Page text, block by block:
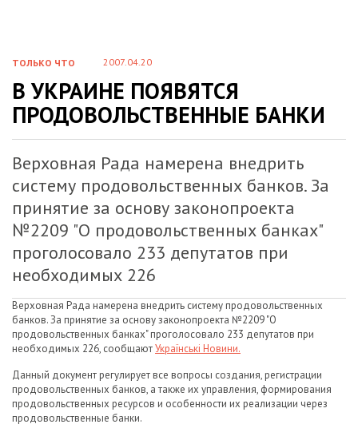
ТОЛЬКО ЧТО 2007.04.20
В УКРАИНЕ ПОЯВЯТСЯ
ПРОДОВОЛЬСТВЕННЫЕ БАНКИ
Верховная Рада намерена внедрить
систему продовольственных банков. За
принятие за основу законопроекта
№2209 "О продовольственных банках"
проголосовало 233 депутатов при
необходимых 226
Верховная Рада намерена внедрить систему продовольственных
банков. За принятие за основу законопроекта №2209 "О
продовольственных банках" проголосовало 233 депутатов при
необходимых 226, сообщаютУкраїнські Новини.
Данный документ регулирует все вопросы создания, регистрации
продовольственных банков, а также их управления, формирования
продовольственных ресурсов и особенности их реализации через
продовольственные банки.